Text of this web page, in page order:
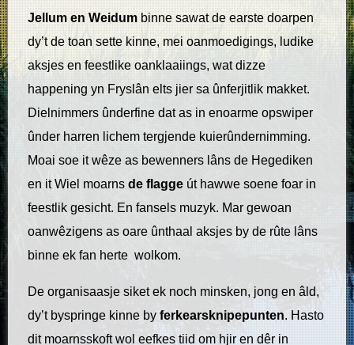
Jellum en Weidumbinne sawat de earste doarpen
dy’t de toan sette kinne, mei oanmoedigings, ludike
aksjes en feestlike oanklaaiings, wat dizze
happening yn Fryslân elts jier sa ûnferjitlik makket.
Dielnimmers ûnderfine dat as in enoarme opswiper
ûnder harren lichem tergjende kuierûndernimming.
Moai soe it wêze as bewenners lâns de Hegediken
en it Wiel moarns de flagge út hawwe soene foar in
feestlik gesicht. En fansels muzyk. Mar gewoan
oanwêzigens as oare ûnthaal aksjes by de rûte lâns
binne ek fan herte wolkom.
De organisaasje siket ek noch minsken, jong en âld,
dy’t byspringe kinne by ferkearsknipepunten. Hasto
dit moarnsskoft wol eefkes tiid om hjir en dêr in